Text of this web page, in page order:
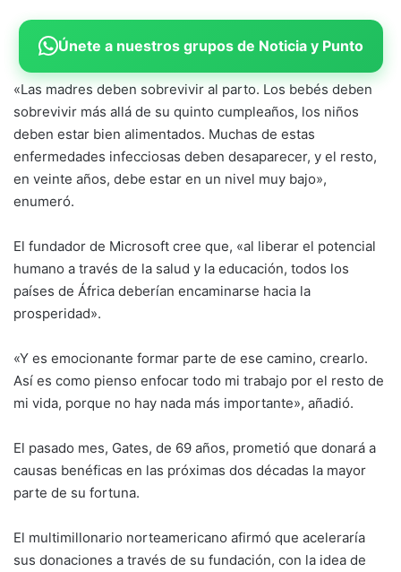
Únete a nuestros grupos de Noticia y Punto
«Las madres deben sobrevivir al parto. Los bebés deben
sobrevivir más allá de su quinto cumpleaños, los niños
deben estar bien alimentados. Muchas de estas
enfermedades infecciosas deben desaparecer, y el resto,
en veinte años, debe estar en un nivel muy bajo»,
enumeró.
El fundador de Microsoft cree que, «al liberar el potencial
humano a través de la salud y la educación, todos los
países de África deberían encaminarse hacia la
prosperidad».
«Y es emocionante formar parte de ese camino, crearlo.
Así es como pienso enfocar todo mi trabajo por el resto de
mi vida, porque no hay nada más importante», añadió.
El pasado mes, Gates, de 69 años, prometió que donará a
causas benéficas en las próximas dos décadas la mayor
parte de su fortuna.
El multimillonario norteamericano afirmó que aceleraría
sus donaciones a través de su fundación, con la idea de